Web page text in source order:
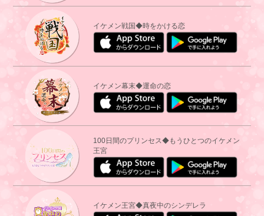
イケメン戦国◆時をかける恋
イケメン幕末◆運命の恋
100日間のプリンセス◆もうひとつのイケメン
王宮
イケメン王宮◆真夜中のシンデレラ